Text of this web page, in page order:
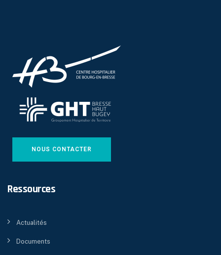
NOUS CONTACTER
Ressources
Actualités
Documents